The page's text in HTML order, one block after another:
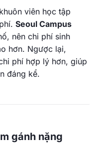
viên học tập
Seoul Campus
nên chi phí sinh
hơn. Ngược lại,
phí hợp lý hơn, giúp
đáng kể.
gánh nặng